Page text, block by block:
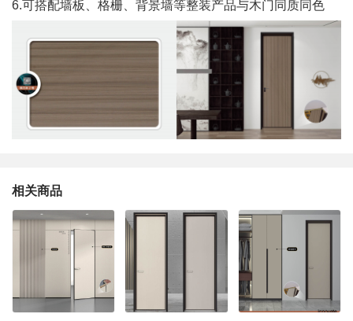
6.可搭配墙板、格栅、背景墙等整装产品与木门同质同色
相关商品